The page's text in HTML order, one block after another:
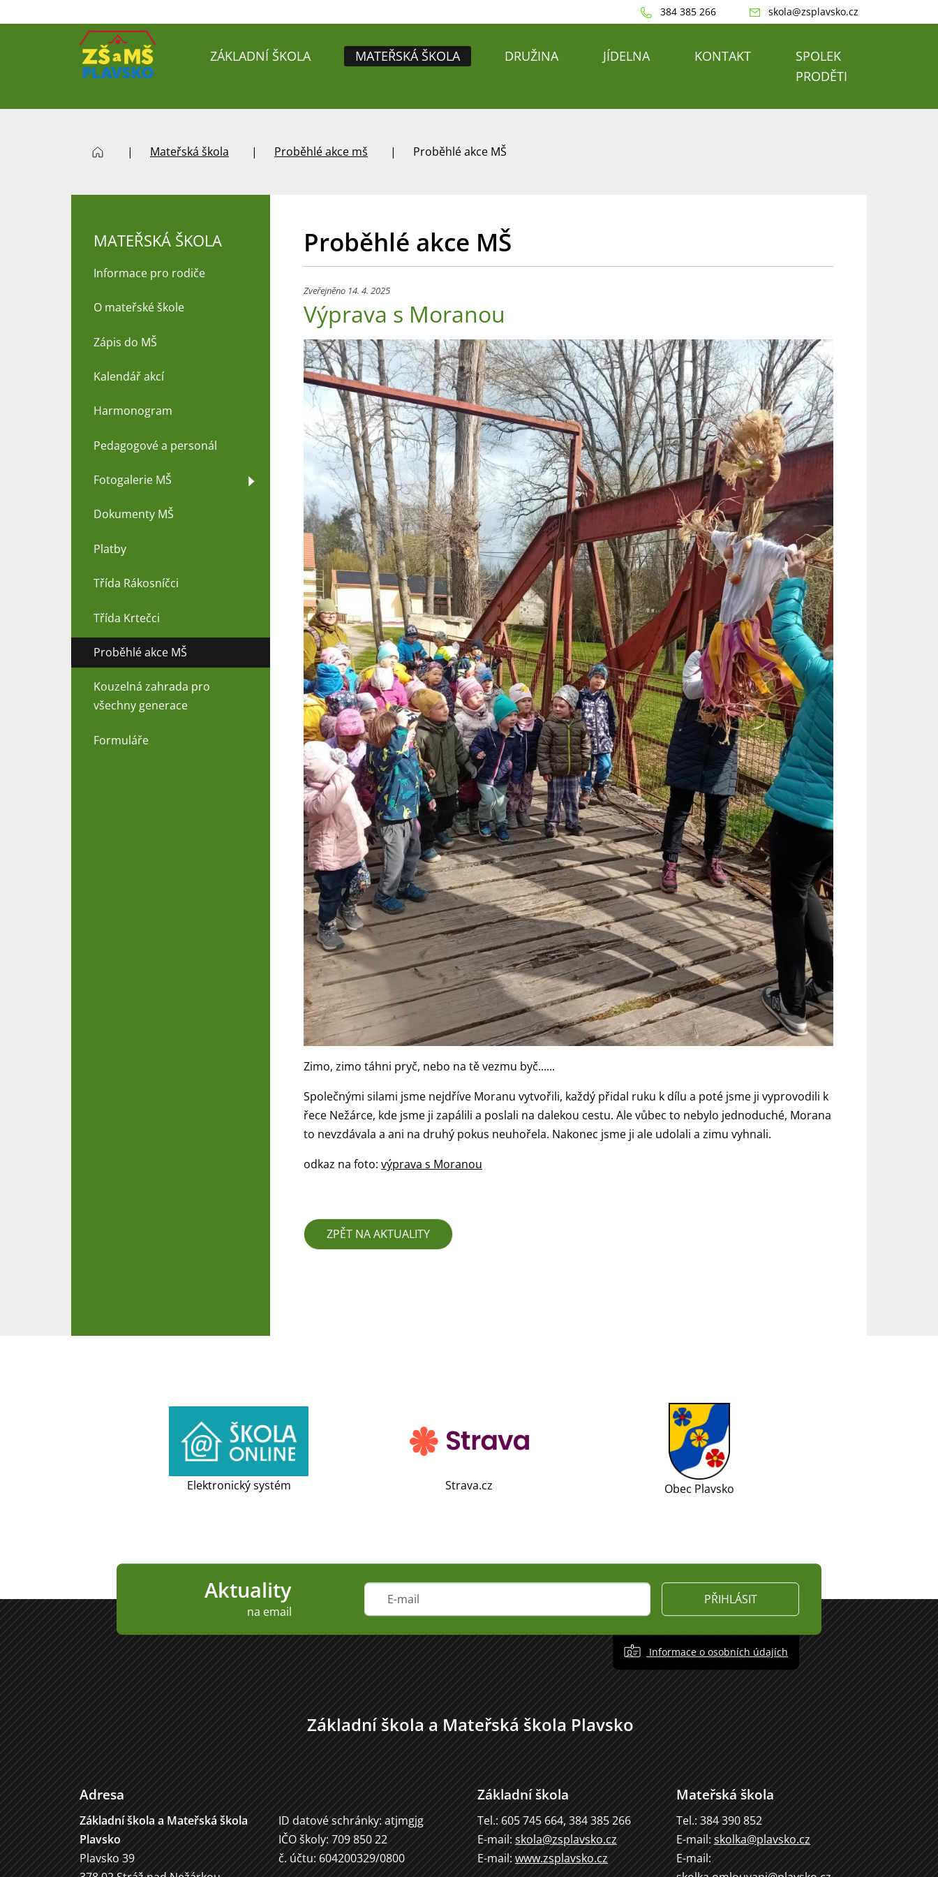
384 385 266 skola@zsplavsko.cz
ZÁKLADNÍ ŠKOLA MATEŘSKÁ ŠKOLA DRUŽINA JÍDELNA KONTAKT
SPOLEK
PRODĚTI
Mateřská škola Proběhlé akce mš Proběhlé akce MŠ
Proběhlé akce MŠ
Zveřejněno 14. 4. 2025
Výprava s Moranou
Zimo, zimo táhni pryč, nebo na tě vezmu byč......
Společnými silami jsme nejdříve Moranu vytvořili, každý přidal ruku k dílu a poté jsme ji vyprovodili k
řece Nežárce, kde jsme ji zapálili a poslali na dalekou cestu. Ale vůbec to nebylo jednoduché, Morana
to nevzdávala a ani na druhý pokus neuhořela. Nakonec jsme ji ale udolali a zimu vyhnali.
odkaz na foto: výprava s Moranou
ZPĚT NA AKTUALITY
MATEŘSKÁ ŠKOLA
Informace pro rodiče
O mateřské škole
Zápis do MŠ
Kalendář akcí
Harmonogram
Pedagogové a personál
Fotogalerie MŠ
Dokumenty MŠ
Platby
Třída Rákosníčci
Třída Krtečci
Proběhlé akce MŠ
Kouzelná zahrada pro
všechny generace
Formuláře
Elektronický systém Strava.cz Obec Plavsko
Aktuality
na email
PŘIHLÁSIT
Informace o osobních údajích
Základní škola a Mateřská škola Plavsko
Adresa
Základní škola a Mateřská škola
Plavsko
Plavsko 39
ID datové schránky: atjmgjg
IČO školy: 709 850 22
č. účtu: 604200329/0800
Základní škola
Tel.: 605 745 664, 384 385 266
E-mail: skola@zsplavsko.cz
E-mail: www.zsplavsko.cz
Mateřská škola
Tel.: 384 390 852
E-mail: skolka@plavsko.cz
E-mail: